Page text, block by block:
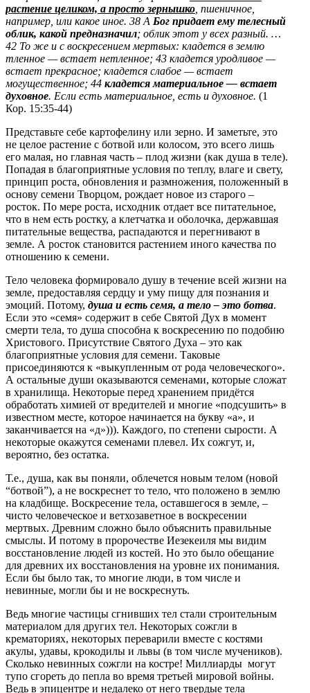
растение целиком, а просто зернышко , пшеничное,
например, или какое иное. 38 А Бог придает ему телесный
облик, какой предназначил; облик этот у всех разный. …
42 То же и с воскресением мертвых: кладется в землю
тленное — встает нетленное; 43 кладется уродливое —
встает прекрасное; кладется слабое — встает
могущественное; 44 кладется материальное — встает
духовное. Если есть материальное, есть и духовное. (1
Кор. 15:35-44)
Представьте себе картофелину или зерно. И заметьте, это
не целое растение с ботвой или колосом, это всего лишь
его малая, но главная часть – плод жизни (как душа в теле).
Попадая в благоприятные условия по теплу, влаге и свету,
принцип роста, обновления и размножения, положенный в
основу семени Творцом, рождает новое из старого –
росток. По мере роста, исходник отдает все питательное,
что в нем есть ростку, а клетчатка и оболочка, державшая
питательные вещества, распадаются и перегнивают в
земле. А росток становится растением иного качества по
отношению к семени.
Тело человека формировало душу в течение всей жизни на
земле, предоставляя сердцу и уму пищу для познания и
эмоций. Потому, душа и есть семя, а тело – это ботва.
Если это «семя» содержит в себе Святой Дух в момент
смерти тела, то душа способна к воскресению по подобию
Христового. Присутствие Святого Духа – это как
благоприятные условия для семени. Таковые
присоединяются к «выкупленным от рода человеческого».
А остальные души оказываются семенами, которые сложат
в хранилища. Некоторые перед хранением придётся
обработать химией от вредителей и многие «подсушить» в
известном месте, которое начинается на букву «а», и
заканчивается на «д»))). Каждого, по степени сырости. А
некоторые окажутся семенами плевел. Их сожгут, и,
вероятно, без остатка.
Т.е., душа, как вы поняли, облечется новым телом (новой
“ботвой”), а не воскреснет то тело, что положено в землю
на кладбище. Воскресение тела, оставшегося в земле, –
чисто человеческое и ветхозаветное в воскресении
мертвых. Древним сложно было объяснить правильные
смыслы. И потому в пророчестве Иезекеиля мы видим
восстановление людей из костей. Но это было обещание
для древних их восстановления на уровне их понимания.
Если бы было так, то многие люди, в том числе и
невинные, могли бы и не воскреснуть.
Ведь многие частицы сгнивших тел стали строительным
материалом для других тел. Некоторых сожгли в
крематориях, некоторых переварили вместе с костями
акулы, удавы, крокодилы и львы (в том числе мучеников).
Сколько невинных сожгли на костре! Миллиарды могут
тупо сгореть до пепла во время третьей мировой войны.
Ведь в эпицентре и недалеко от него твердые тела